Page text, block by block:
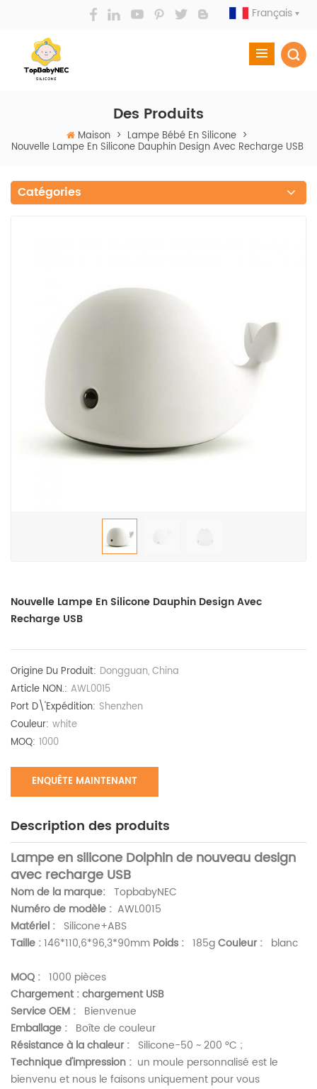
Français
Des Produits
Maison > Lampe Bébé En Silicone >
Nouvelle Lampe En Silicone Dauphin Design Avec Recharge USB
Catégories
Nouvelle Lampe En Silicone Dauphin Design Avec
Recharge USB
Origine Du Produit: Dongguan, China
Article NON.: AWL0015
Port D\'expédition: Shenzhen
Couleur: white
MOQ: 1000
ENQUÊTE MAINTENANT
Description des produits
Lampe en silicone Dolphin de nouveau design
avec recharge USB
Nom de la marque: TopbabyNEC
Numéro de modèle : AWL0015
Matériel : Silicone+ABS
Taille :146*110,6*96,3*90mm Poids : 185gCouleur : blanc
MOQ : 1000 pièces
Chargement : chargement USB
Service OEM : Bienvenue
Emballage : Boîte de couleur
Résistance à la chaleur : Silicone-50 ~ 200 °C ;
Technique d'impression : un moule personnalisé est le
bienvenu et nous le faisons uniquement pour vous